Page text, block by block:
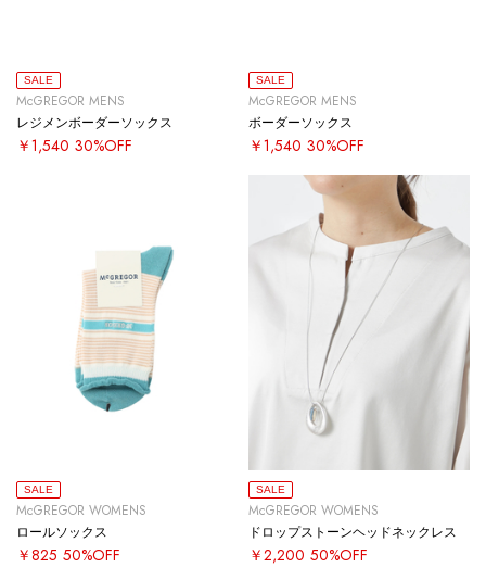
SALE
McGREGOR MENS
レジメンボーダーソックス
￥1,540 30%OFF
SALE
McGREGOR MENS
ボーダーソックス
￥1,540 30%OFF
SALE
McGREGOR WOMENS
ロールソックス
￥825 50%OFF
SALE
McGREGOR WOMENS
ドロップストーンヘッドネックレス
￥2,200 50%OFF